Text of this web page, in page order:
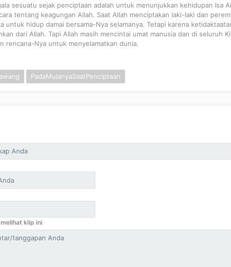
sesuatu sejak penciptaan adalah untuk menunjukkan kehidupan Isa
tentang keagungan Allah. Saat Allah menciptakan laki-laki dan
untuk hidup damai bersama-Nya selamanya. Tetapi karena
dari Allah. Tapi Allah masih mencintai umat manusia dan di seluruh
rencana-Nya untuk menyelamatkan dunia.
PadaMulanyaSaatPenciptaan
klip ini